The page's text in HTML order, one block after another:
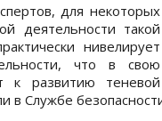
для некоторых
деятельности такой
нивелирует
что в свою
к развитию теневой
в Службе